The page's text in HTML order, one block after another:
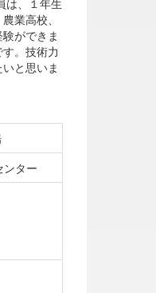
は、１年生
業高校、
ができま
。技術力
と思いま
ンター